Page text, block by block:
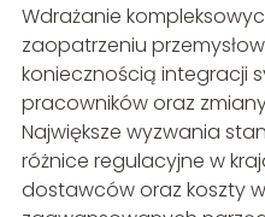
Wdrażanie
zaopatrzeniu
koniecznością integracji
pracowników oraz
Największe wyzwania
różnice regulacyjne w
dostawców oraz koszty